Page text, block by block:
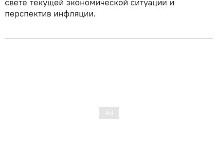
перспектив инфляции.